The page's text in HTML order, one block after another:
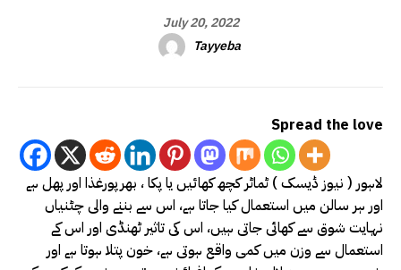
July 20, 2022
Tayyeba
Spread the love
لاہور ( نیوز ڈیسک ) ٹماٹر کچھ کھائیں یا پکا ، بھرپورغذا اور پھل ہے
اور ہر سالن میں استعمال کیا جاتا ہے، اس سے بننے والی چٹنیاں
نہایت شوق سے کھائی جاتی ہیں، اس کی تاثیر ٹھنڈی اور اس کے
استعمال سے وزن میں کمی واقع ہوتی ہے، خون پتلا ہوتا ہے اور